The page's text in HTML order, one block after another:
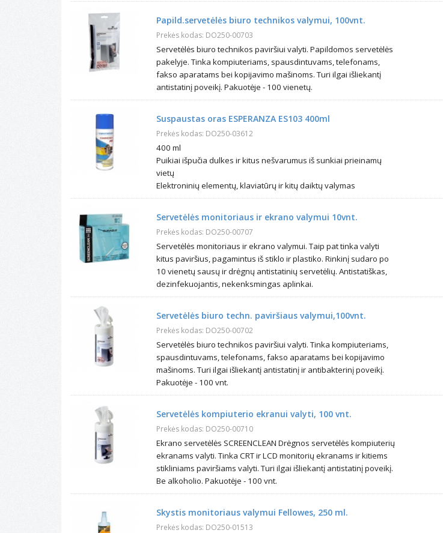
Papild.servetėlės biuro technikos valymui, 100vnt.
Prekės kodas: DO250-00703
Servetėlės biuro technikos paviršiui valyti. Papildomos servetėlės
pakelyje. Tinka kompiuteriams, spausdintuvams, telefonams,
fakso aparatams bei kopijavimo mašinoms. Turi ilgai išliekantį
antistatinį poveikį. Pakuotėje - 100 vienetų.
Suspaustas oras ESPERANZA ES103 400ml
Prekės kodas: DO250-03612
400 ml
Puikiai išpučia dulkes ir kitus nešvarumus iš sunkiai prieinamų
vietų
Elektroninių elementų, klaviatūrų ir kitų daiktų valymas
Servetėlės monitoriaus ir ekrano valymui 10vnt.
Prekės kodas: DO250-00707
Servetėlės monitoriaus ir ekrano valymui. Taip pat tinka valyti
kitus paviršius, pagamintus iš stiklo ir plastiko. Rinkinį sudaro po
10 vienetų sausų ir drėgnų antistatinių servetėlių. Antistatiškas,
dezinfekuojantis, nekenksmingas aplinkai.
Servetėlės biuro techn. paviršiaus valymui,100vnt.
Prekės kodas: DO250-00702
Servetėlės biuro technikos paviršiui valyti. Tinka kompiuteriams,
spausdintuvams, telefonams, fakso aparatams bei kopijavimo
mašinoms. Turi ilgai išliekantį antistatinį ir antibakterinį poveikį.
Pakuotėje - 100 vnt.
Servetėlės kompiuterio ekranui valyti, 100 vnt.
Prekės kodas: DO250-00710
Ekrano servetėlės SCREENCLEAN Drėgnos servetėlės kompiuterių
ekranams valyti. Tinka CRT ir LCD monitorių ekranams ir kitiems
stikliniams paviršiams valyti. Turi ilgai išliekantį antistatinį poveikį.
Be alkoholio. Pakuotėje - 100 vnt.
Skystis monitoriaus valymui Fellowes, 250 ml.
Prekės kodas: DO250-01513